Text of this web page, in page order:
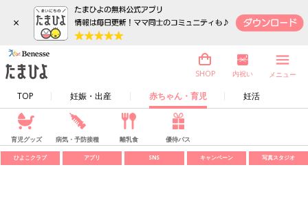
×
TOP 妊娠・出産 赤ちゃん・育児 妊活
SHOP 内祝い メニュー
育児グッズ 病気・予防接種 離乳食 優待パス
ひよこクラブ アプリ SNS キャンペーン 写真スタジオ